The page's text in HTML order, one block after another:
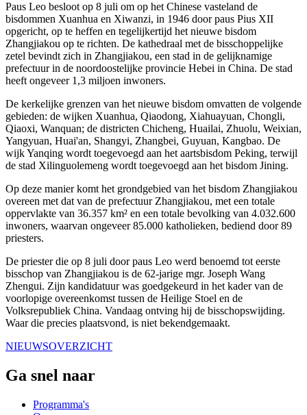
Paus Leo besloot op 8 juli om op het Chinese vasteland de
bisdommen Xuanhua en Xiwanzi, in 1946 door paus Pius XII
opgericht, op te heffen en tegelijkertijd het nieuwe bisdom
Zhangjiakou op te richten. De kathedraal met de bisschoppelijke
zetel bevindt zich in Zhangjiakou, een stad in de gelijknamige
prefectuur in de noordoostelijke provincie Hebei in China. De stad
heeft ongeveer 1,3 miljoen inwoners.
De kerkelijke grenzen van het nieuwe bisdom omvatten de volgende
gebieden: de wijken Xuanhua, Qiaodong, Xiahuayuan, Chongli,
Qiaoxi, Wanquan; de districten Chicheng, Huailai, Zhuolu, Weixian,
Yangyuan, Huai'an, Shangyi, Zhangbei, Guyuan, Kangbao. De
wijk Yanqing wordt toegevoegd aan het aartsbisdom Peking, terwijl
de stad Xilinguolemeng wordt toegevoegd aan het bisdom Jining.
Op deze manier komt het grondgebied van het bisdom Zhangjiakou
overeen met dat van de prefectuur Zhangjiakou, met een totale
oppervlakte van 36.357 km² en een totale bevolking van 4.032.600
inwoners, waarvan ongeveer 85.000 katholieken, bediend door 89
priesters.
De priester die op 8 juli door paus Leo werd benoemd tot eerste
bisschop van Zhangjiakou is de 62-jarige mgr. Joseph Wang
Zhengui. Zijn kandidatuur was goedgekeurd in het kader van de
voorlopige overeenkomst tussen de Heilige Stoel en de
Volksrepubliek China. Vandaag ontving hij de bisschopswijding.
Waar die precies plaatsvond, is niet bekendgemaakt.
NIEUWSOVERZICHT
Ga snel naar
Programma's